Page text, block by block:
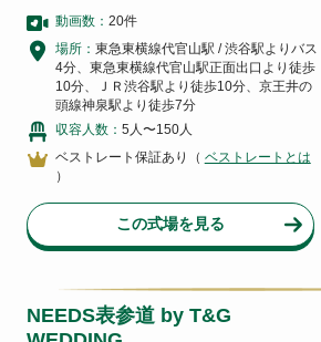
動画数： 20件
場所： 東急東横線代官山駅 / 渋谷駅よりバス
4分、東急東横線代官山駅正面出口より徒歩
10分、ＪＲ渋谷駅より徒歩10分、京王井の
頭線神泉駅より徒歩7分
収容人数： 5人〜150人
ベストレート保証あり（ ベストレートとは
）
この式場を見る
NEEDS表参道 by T&G